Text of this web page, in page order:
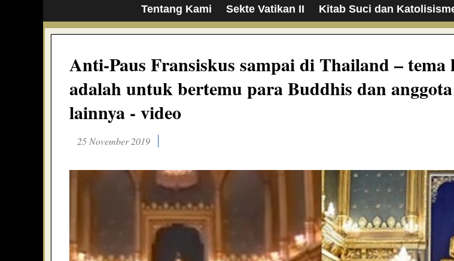
Tentang Kami Sekte Vatikan II Kitab Suci dan
Anti-Paus Fransiskus sampai di Thailand –
adalah untuk bertemu para Buddhis dan
lainnya - video
25 November 2019